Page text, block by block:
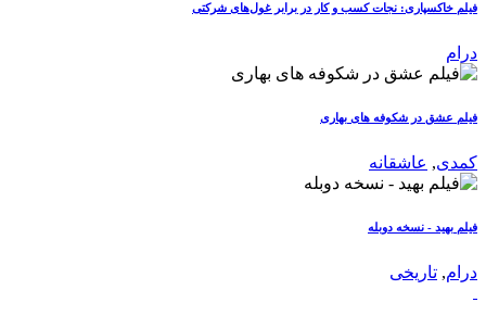
فیلم خاکسپاری: نجات کسب و کار در برابر غول‌های شرکتی
درام
فیلم عشق در شکوفه های بهاری
کمدی, عاشقانه
فیلم بهید - نسخه دوبله
درام, تاریخی